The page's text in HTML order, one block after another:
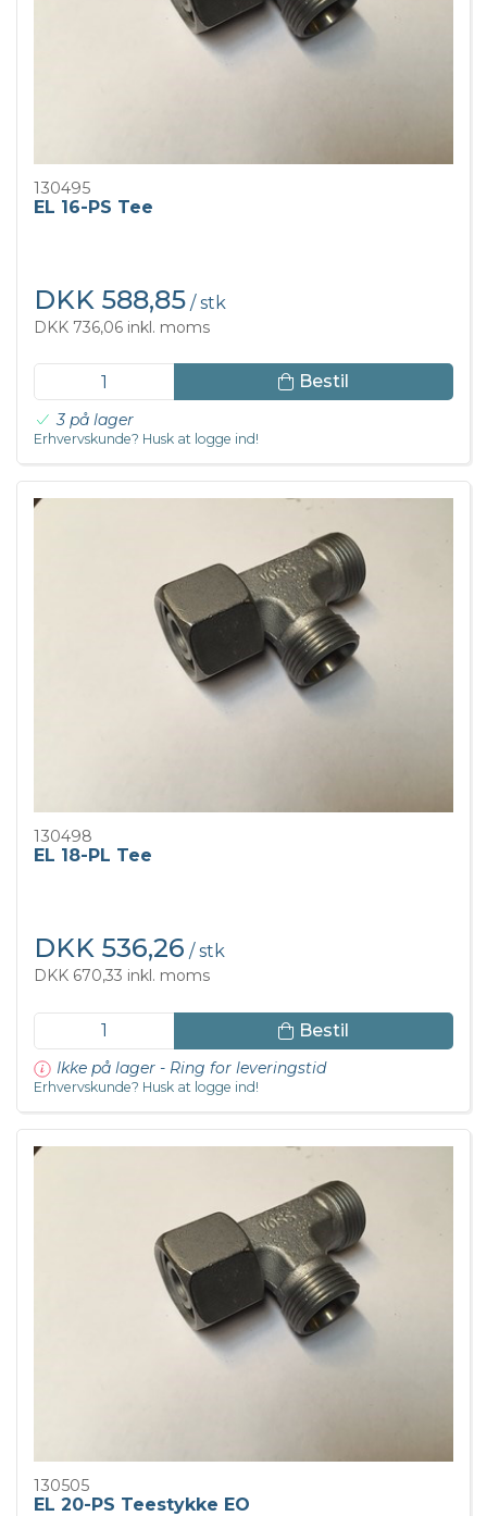
130495
EL 16-PS Tee
DKK 588,85 / stk
DKK 736,06 inkl. moms
Bestil
3 på lager
Erhvervskunde? Husk at logge ind!
130498
EL 18-PL Tee
DKK 536,26 / stk
DKK 670,33 inkl. moms
Bestil
Ikke på lager - Ring for leveringstid
Erhvervskunde? Husk at logge ind!
130505
EL 20-PS Teestykke EO